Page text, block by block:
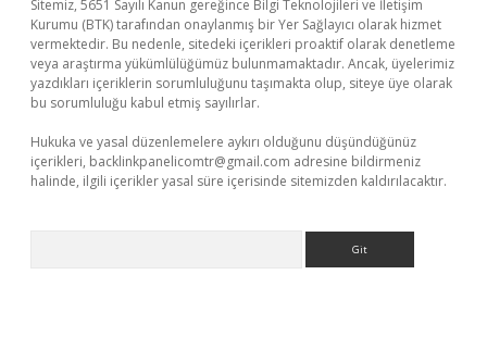
Sitemiz, 5651 Sayılı Kanun gereğince Bilgi Teknolojileri ve İletişim
Kurumu (BTK) tarafından onaylanmış bir Yer Sağlayıcı olarak hizmet
vermektedir. Bu nedenle, sitedeki içerikleri proaktif olarak denetleme
veya araştırma yükümlülüğümüz bulunmamaktadır. Ancak, üyelerimiz
yazdıkları içeriklerin sorumluluğunu taşımakta olup, siteye üye olarak
bu sorumluluğu kabul etmiş sayılırlar.
Hukuka ve yasal düzenlemelere aykırı olduğunu düşündüğünüz
içerikleri, backlinkpanelicomtr@gmail.com adresine bildirmeniz
halinde, ilgili içerikler yasal süre içerisinde sitemizden kaldırılacaktır.